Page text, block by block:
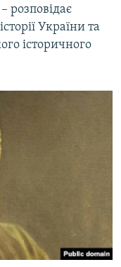
розповідає
України та
історичного